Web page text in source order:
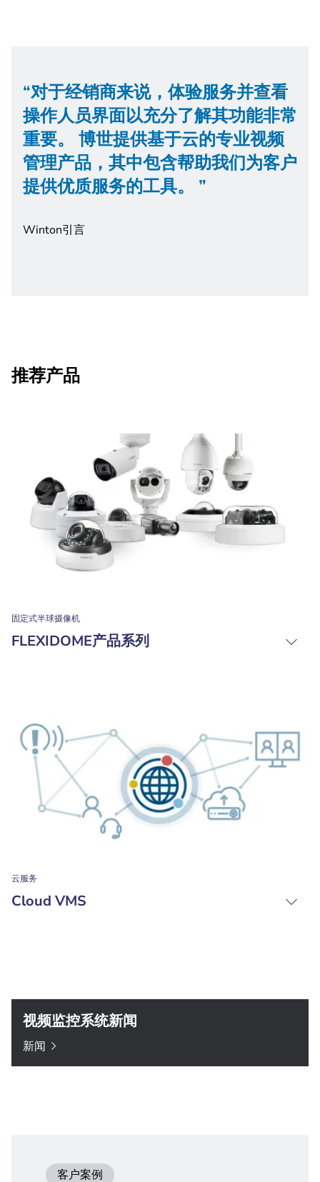
对于经销商来说，体验服务并查看
操作人员界面以充分了解其功能非常
重要。 博世提供基于云的专业视频
管理产品，其中包含帮助我们为客户
提供优质服务的工具。
Winton引言
推荐产品
固定式半球摄像机
FLEXIDOME产品系列
云服务
Cloud VMS
视频监控系统新闻
新闻
客户案例